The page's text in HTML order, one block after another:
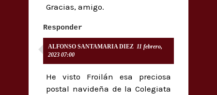
Gracias, amigo.
Responder
ALFONSO SANTAMARIA DIEZ 11 febrero,
2023 07:00
He visto Froilán esa preciosa
postal navideña de la Colegiata